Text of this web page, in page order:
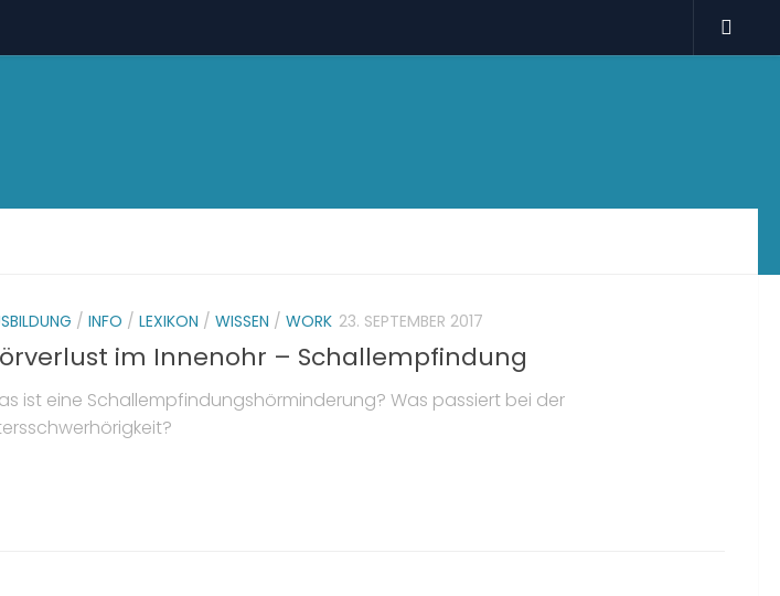
/ INFO / LEXIKON / WISSEN / WORK 23. SEPTEMBER 2017
im Innenohr – Schallempfindung
ist eine Schallempfindungshörminderung? Was passiert bei der